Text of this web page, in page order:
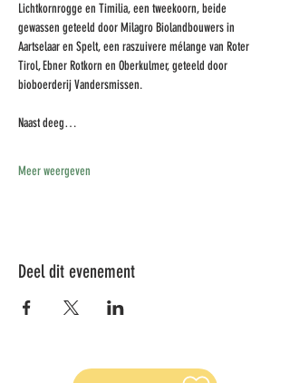
Lichtkornrogge en Timilia, een tweekoorn, beide
gewassen geteeld door Milagro Biolandbouwers in
Aartselaar en Spelt, een raszuivere mélange van Roter
Tirol, Ebner Rotkorn en Oberkulmer, geteeld door
bioboerderij Vandersmissen.
Naast deeg…
Meer weergeven
Deel dit evenement